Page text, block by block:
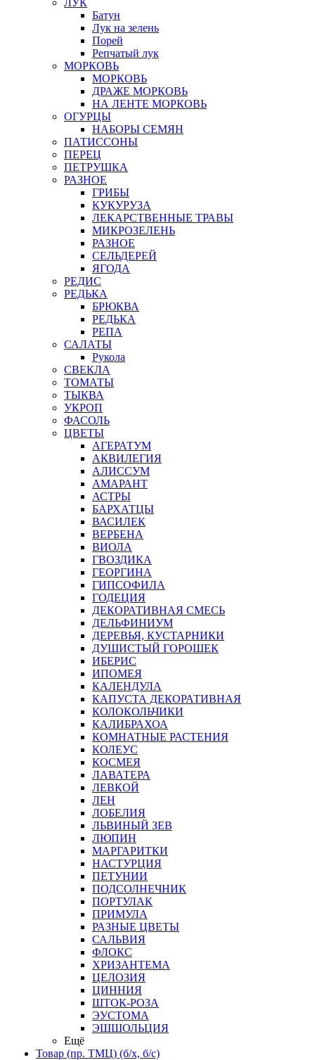
ЛУК
Батун
Лук на зелень
Порей
Репчатый лук
МОРКОВЬ
МОРКОВЬ
ДРАЖЕ МОРКОВЬ
НА ЛЕНТЕ МОРКОВЬ
ОГУРЦЫ
НАБОРЫ СЕМЯН
ПАТИССОНЫ
ПЕРЕЦ
ПЕТРУШКА
РАЗНОЕ
ГРИБЫ
КУКУРУЗА
ЛЕКАРСТВЕННЫЕ ТРАВЫ
МИКРОЗЕЛЕНЬ
РАЗНОЕ
СЕЛЬДЕРЕЙ
ЯГОДА
РЕДИС
РЕДЬКА
БРЮКВА
РЕДЬКА
РЕПА
САЛАТЫ
Рукола
СВЕКЛА
ТОМАТЫ
ТЫКВА
УКРОП
ФАСОЛЬ
ЦВЕТЫ
АГЕРАТУМ
АКВИЛЕГИЯ
АЛИССУМ
АМАРАНТ
АСТРЫ
БАРХАТЦЫ
ВАСИЛЕК
ВЕРБЕНА
ВИОЛА
ГВОЗДИКА
ГЕОРГИНА
ГИПСОФИЛА
ГОДЕЦИЯ
ДЕКОРАТИВНАЯ СМЕСЬ
ДЕЛЬФИНИУМ
ДЕРЕВЬЯ, КУСТАРНИКИ
ДУШИСТЫЙ ГОРОШЕК
ИБЕРИС
ИПОМЕЯ
КАЛЕНДУЛА
КАПУСТА ДЕКОРАТИВНАЯ
КОЛОКОЛЬЧИКИ
КАЛИБРАХОА
КОМНАТНЫЕ РАСТЕНИЯ
КОЛЕУС
КОСМЕЯ
ЛАВАТЕРА
ЛЕВКОЙ
ЛЕН
ЛОБЕЛИЯ
ЛЬВИНЫЙ ЗЕВ
ЛЮПИН
МАРГАРИТКИ
НАСТУРЦИЯ
ПЕТУНИИ
ПОДСОЛНЕЧНИК
ПОРТУЛАК
ПРИМУЛА
РАЗНЫЕ ЦВЕТЫ
САЛЬВИЯ
ФЛОКС
ХРИЗАНТЕМА
ЦЕЛОЗИЯ
ЦИННИЯ
ШТОК-РОЗА
ЭУСТОМА
ЭШШОЛЬЦИЯ
Ещё
Товар (пр. ТМЦ) (б/х, б/с)